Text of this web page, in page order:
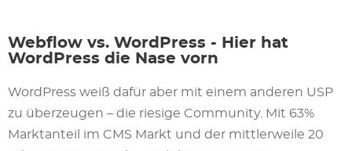
Webflow vs. WordPress - Hier hat
WordPress die Nase vorn
WordPress weiß dafür aber mit einem anderen USP
zu überzeugen – die riesige Community. Mit 63%
Marktanteil im CMS Markt und der mittlerweile 20